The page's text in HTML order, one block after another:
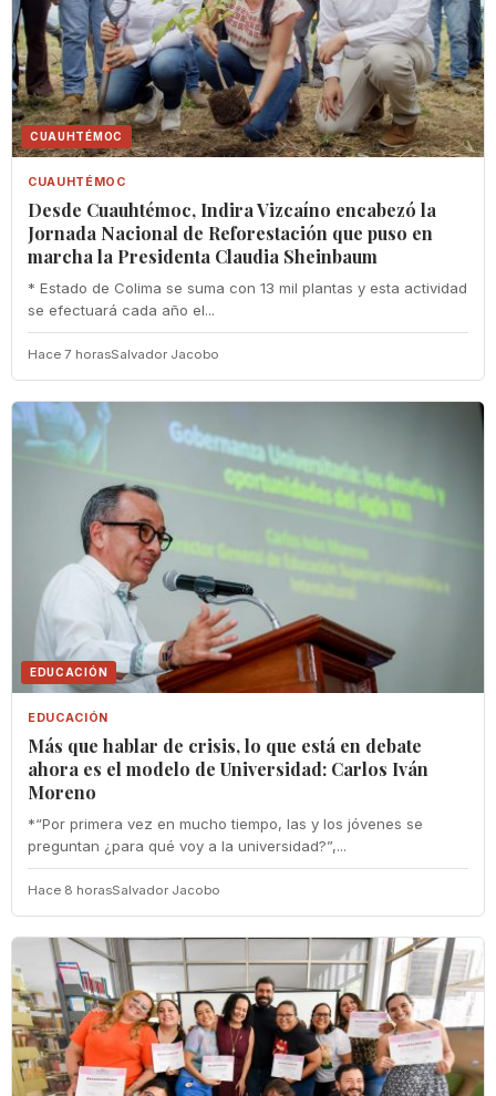
CUAUHTÉMOC
CUAUHTÉMOC
Desde Cuauhtémoc, Indira Vizcaíno encabezó la
Jornada Nacional de Reforestación que puso en
marcha la Presidenta Claudia Sheinbaum
* Estado de Colima se suma con 13 mil plantas y esta actividad
se efectuará cada año el...
Hace 7 horasSalvador Jacobo
EDUCACIÓN
EDUCACIÓN
Más que hablar de crisis, lo que está en debate
ahora es el modelo de Universidad: Carlos Iván
Moreno
*“Por primera vez en mucho tiempo, las y los jóvenes se
preguntan ¿para qué voy a la universidad?”,...
Hace 8 horasSalvador Jacobo